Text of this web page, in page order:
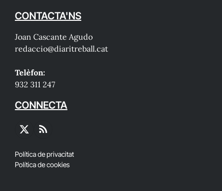
CONTACTA'NS
Joan Cascante Agudo
redaccio@diaritreball.cat
Telèfon:
932 311 247
CONNECTA
X
RSS
Política de privacitat
Política de cookies